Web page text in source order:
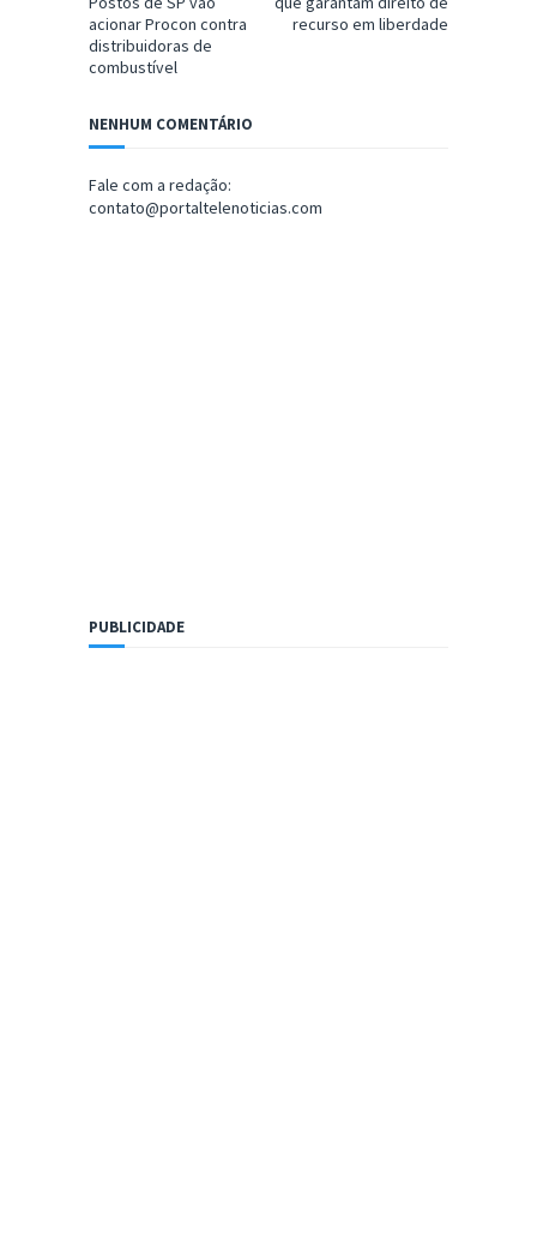
recurso em liberdade
acionar Procon contra
distribuidoras de
combustível
NENHUM COMENTÁRIO
Fale com a redação:
contato@portaltelenoticias.com
PUBLICIDADE